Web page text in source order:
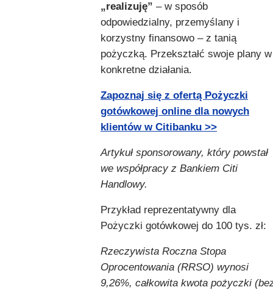
„realizuję” – w sposób
odpowiedzialny, przemyślany i
korzystny finansowo – z tanią
pożyczką. Przekształć swoje plany w
konkretne działania.
Zapoznaj się z ofertą Pożyczki
gotówkowej online dla nowych
klientów w Citibanku >>
Artykuł sponsorowany, który powstał
we współpracy z Bankiem Citi
Handlowy.
Przykład reprezentatywny dla
Pożyczki gotówkowej do 100 tys. zł:
Rzeczywista Roczna Stopa
Oprocentowania (RRSO) wynosi
9,26%, całkowita kwota pożyczki